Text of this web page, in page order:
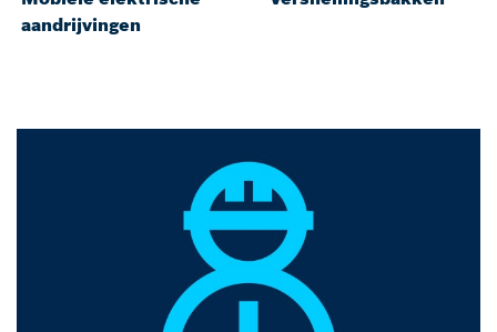
aandrijvingen